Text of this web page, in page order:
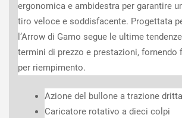
ergonomica e ambidestra per garantire
tiro veloce e soddisfacente. Progettata
l’Arrow di Gamo segue le ultime
termini di prezzo e prestazioni, fornendo
per riempimento.
Azione del bullone a trazione dritta
Caricatore rotativo a dieci colpi